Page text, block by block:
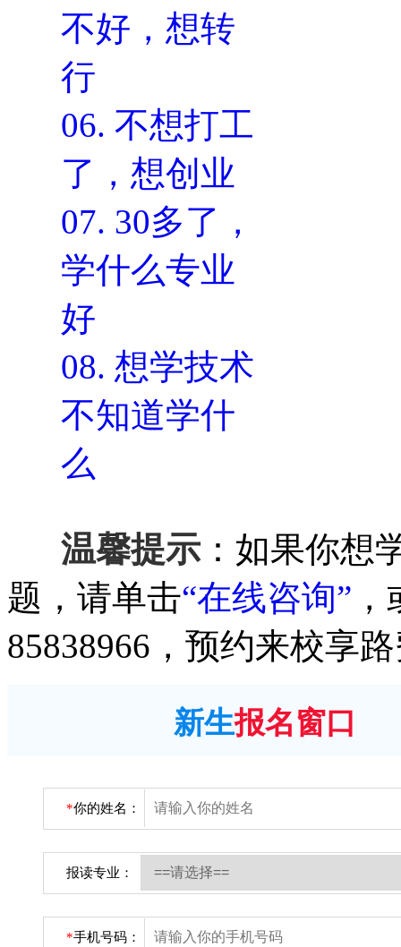
不好，想转
行
06. 不想打工
了，想创业
07. 30多了，
学什么专业
好
08. 想学技术
不知道学什
么
温馨提示：如果你想
题，请单击“在线咨询”
85838966，预约来校享
新生报名窗口
*你的姓名：
报读专业：
*手机号码：